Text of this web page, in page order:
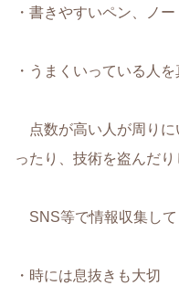
・書きやすいペン、ノ
・うまくいっている人
点数が高い人が周りに
ったり、技術を盗んだり
SNS等で情報収集して
・時には息抜きも大切